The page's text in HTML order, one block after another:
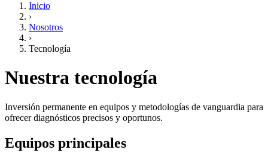
Servicios
Inicio
›
Nosotros
›
Tecnología
Nuestra tecnología
Inversión permanente en equipos y metodologías de vanguardia para
ofrecer diagnósticos precisos y oportunos.
Equipos principales